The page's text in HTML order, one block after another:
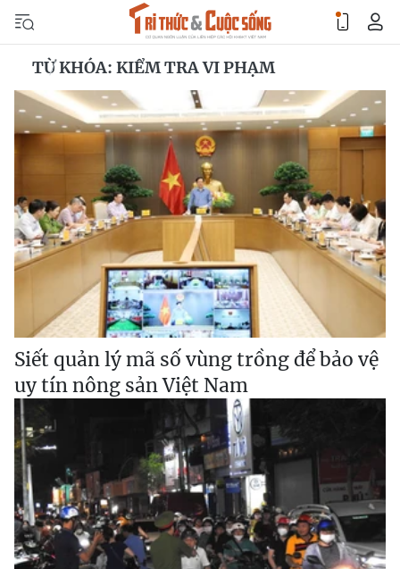
TỪ KHÓA: KIỂM TRA VI PHẠM
Siết quản lý mã số vùng trồng để bảo vệ
uy tín nông sản Việt Nam